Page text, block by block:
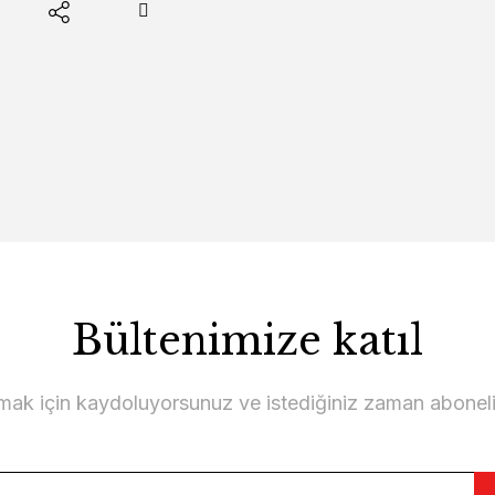
Bültenimize katıl
için kaydoluyorsunuz ve istediğiniz zaman